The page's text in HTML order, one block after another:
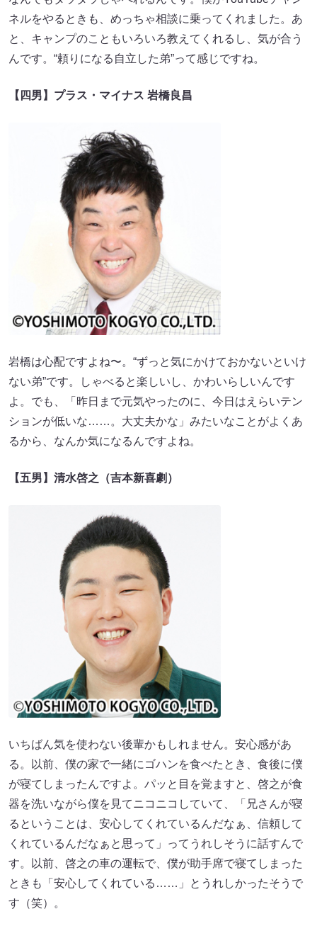
ネルをやるときも、めっちゃ相談に乗ってくれました。あ
と、キャンプのこともいろいろ教えてくれるし、気が合う
んです。“頼りになる自立した弟”って感じですね。
【四男】プラス・マイナス 岩橋良昌
岩橋は心配ですよね〜。“ずっと気にかけておかないといけ
ない弟”です。しゃべると楽しいし、かわいらしいんです
よ。でも、「昨日まで元気やったのに、今日はえらいテン
ションが低いな……。大丈夫かな」みたいなことがよくあ
るから、なんか気になるんですよね。
【五男】清水啓之（吉本新喜劇）
いちばん気を使わない後輩かもしれません。安心感があ
る。以前、僕の家で一緒にゴハンを食べたとき、食後に僕
が寝てしまったんですよ。パッと目を覚ますと、啓之が食
器を洗いながら僕を見てニコニコしていて、「兄さんが寝
るということは、安心してくれているんだなぁ、信頼して
くれているんだなぁと思って」ってうれしそうに話すんで
す。以前、啓之の車の運転で、僕が助手席で寝てしまった
ときも「安心してくれている……」とうれしかったそうで
す（笑）。